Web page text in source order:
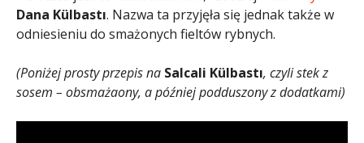
Dana Külbastı. Nazwa ta przyjęła się jednak także w
odniesieniu do smażonych fieltów rybnych.
(Poniżej prosty przepis na Salcali Külbastı, czyli stek z
sosem – obsmażaony, a później podduszony z dodatkami)